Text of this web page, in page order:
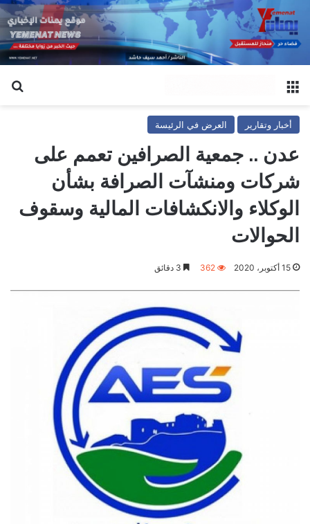
أخبار وتقارير العرض في الرئيسة
عدن .. جمعية الصرافين تعمم على
شركات ومنشآت الصرافة بشأن
الوكلاء والانكشافات المالية وسقوف
الحوالات
15 أكتوبر، 2020 362